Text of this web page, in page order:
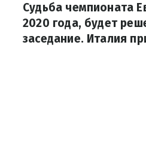
Судьба чемпионата
2020 года, будет
заседание. Италия